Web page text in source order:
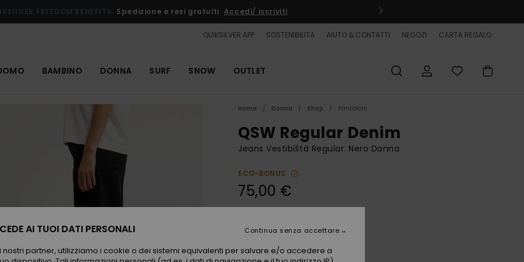
FREEDOM BENEFITS Spedizione e resi gratuiti Accedi/ iscriviti
QUIKSILVER APP SOSTENIBILITA AIUTO & CONTATTI NEGOZI CARTA REGALO
BAMBINO DONNA SURF SNOW OUTLET
Home Donna Shop Pantaloni
QSW Regular Denim
Jeans Vestibilità Regular. Nero Donna
ECO-BONUS
75,00 €
ColoriBlack
AI TUOI DATI PERSONALI
partner, utilizziamo i cookie o dei sistemi equivalenti per salvare e/o accedere a
Continua senza accettare